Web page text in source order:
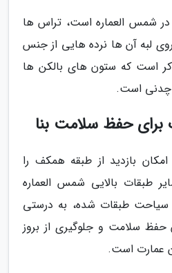
شمس العماره است، تراس ها
لبه آن ها نرده هایی از جنس
ذکر است که ستون های بالکن ها
چدنی است.
برای حفظ سلامت بنا
امکان بازدید از طبقه همکف را
طبقات بالایی شمس العماره
سیاحت طبقات شده، به درستی
سلامت و جلوگیری از بروز
عمارت است.